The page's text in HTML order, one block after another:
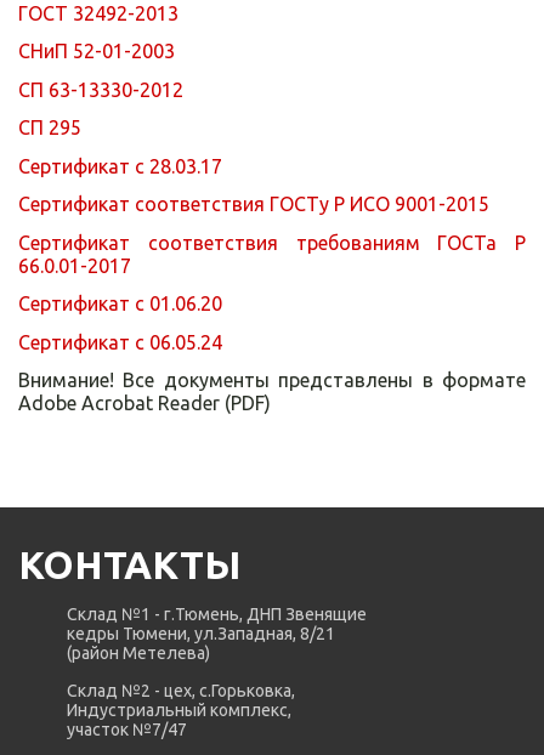
ГОСТ 32492-2013
СНиП 52-01-2003
СП 63-13330-2012
СП 295
Сертификат с 28.03.17
Сертификат соответствия ГОСТу Р ИСО 9001-2015
Сертификат соответствия требованиям ГОСТа Р
66.0.01-2017
Сертификат с 01.06.20
Сертификат с 06.05.24
Внимание! Все документы представлены в формате
Adobe Acrobat Reader (PDF)
КОНТАКТЫ
Склад №1 - г.Тюмень, ДНП Звенящие
кедры Тюмени, ул.Западная, 8/21
(район Метелева)
Склад №2 - цех, с.Горьковка,
Индустриальный комплекс,
участок №7/47